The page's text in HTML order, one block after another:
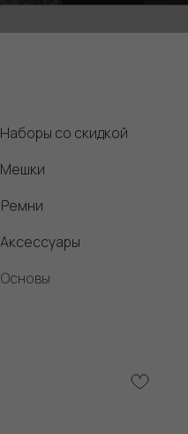
Аксессуары
Ремни
Наборы со скидкой
Основы
Мешки